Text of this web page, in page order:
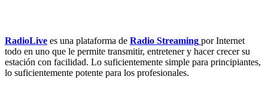
RadioLive es una plataforma de Radio Streaming por Internet
todo en uno que le permite transmitir, entretener y hacer crecer su
estación con facilidad. Lo suficientemente simple para principiantes,
lo suficientemente potente para los profesionales.